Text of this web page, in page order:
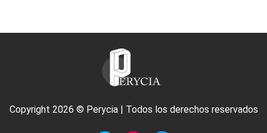
Copyright 2026 © Perycia | Todos los derechos reservados